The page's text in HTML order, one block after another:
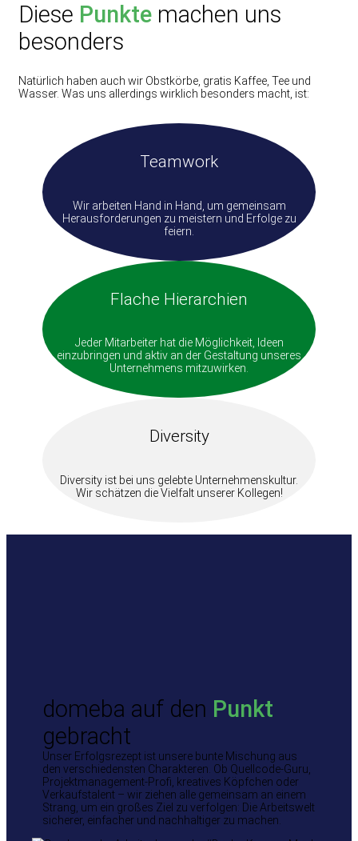
Diese Punkte machen uns
besonders
Natürlich haben auch wir Obstkörbe, gratis Kaffee, Tee und
Wasser. Was uns allerdings wirklich besonders macht, ist:
Teamwork
Wir arbeiten Hand in Hand, um gemeinsam
Herausforderungen zu meistern und Erfolge zu
feiern.
Flache Hierarchien
Jeder Mitarbeiter hat die Möglichkeit, Ideen
einzubringen und aktiv an der Gestaltung unseres
Unternehmens mitzuwirken.
Diversity
Diversity ist bei uns gelebte Unternehmenskultur.
Wir schätzen die Vielfalt unserer Kollegen!
domeba auf den Punkt
gebracht
Unser Erfolgsrezept ist unsere bunte Mischung aus
den verschiedensten Charakteren. Ob Quellcode-Guru,
Projektmanagement-Profi, kreatives Köpfchen oder
Verkaufstalent – wir ziehen alle gemeinsam an einem
Strang, um ein großes Ziel zu verfolgen: Die Arbeitswelt
sicherer, einfacher und nachhaltiger zu machen.